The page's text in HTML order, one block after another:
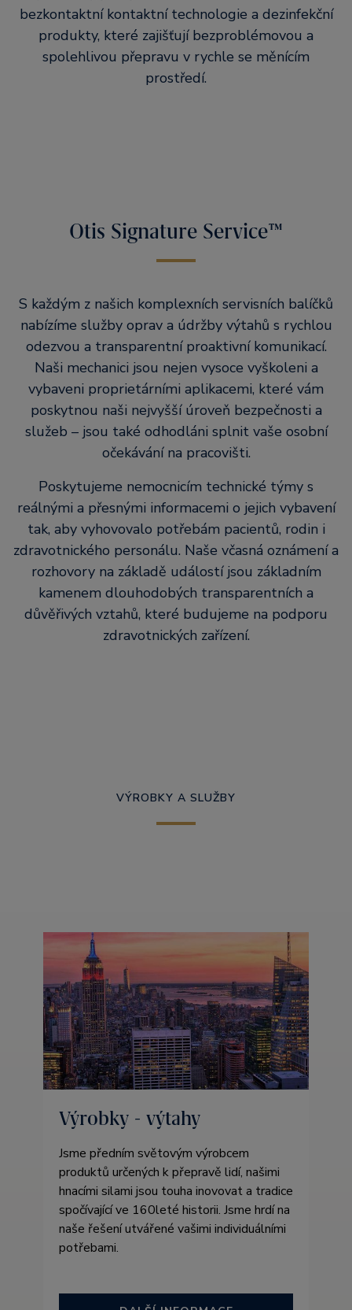
bezkontaktní kontaktní technologie a dezinfekční
produkty, které zajišťují bezproblémovou a
spolehlivou přepravu v rychle se měnícím
prostředí.
Otis Signature Service™
S každým z našich komplexních servisních balíčků
nabízíme služby oprav a údržby výtahů s rychlou
odezvou a transparentní proaktivní komunikací.
Naši mechanici jsou nejen vysoce vyškoleni a
vybaveni proprietárními aplikacemi, které vám
poskytnou naši nejvyšší úroveň bezpečnosti a
služeb – jsou také odhodláni splnit vaše osobní
očekávání na pracovišti.
Poskytujeme nemocnicím technické týmy s
reálnými a přesnými informacemi o jejich vybavení
tak, aby vyhovovalo potřebám pacientů, rodin i
zdravotnického personálu. Naše včasná oznámení a
rozhovory na základě událostí jsou základním
kamenem dlouhodobých transparentních a
důvěřivých vztahů, které budujeme na podporu
zdravotnických zařízení.
VÝROBKY A SLUŽBY
Výrobky - výtahy
Jsme předním světovým výrobcem
produktů určených k přepravě lidí, našimi
hnacími silami jsou touha inovovat a tradice
spočívající ve 160leté historii. Jsme hrdí na
naše řešení utvářené vašimi individuálními
potřebami.